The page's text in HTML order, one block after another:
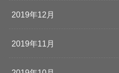
2019年12月
2019年11月